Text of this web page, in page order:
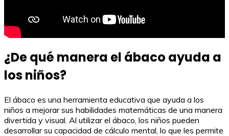
¿De qué manera el ábaco ayuda a
los niños?
El ábaco es una herramienta educativa que ayuda a los
niños a mejorar sus habilidades matemáticas de una manera
divertida y visual. Al utilizar el ábaco, los niños pueden
desarrollar su capacidad de cálculo mental, lo que les permite